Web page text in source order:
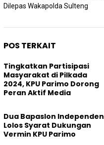
Dilepas Wakapolda Sulteng
POS TERKAIT
Tingkatkan Partisipasi
Masyarakat di Pilkada
2024, KPU Parimo Dorong
Peran Aktif Media
Dua Bapaslon Independen
Lolos Syarat Dukungan
Vermin KPU Parimo